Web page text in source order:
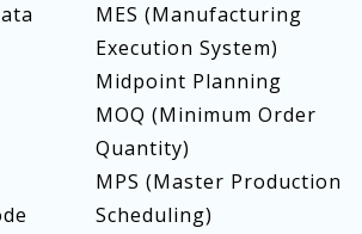
MES (Manufacturing
Execution System)
Midpoint Planning
MOQ (Minimum Order
Quantity)
MPS (Master Production
Scheduling)